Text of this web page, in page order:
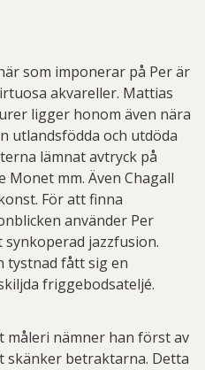
som imponerar på Per är
akvareller. Mattias
ligger honom även nära
utlandsfödda och utdöda
lämnat avtryck på
Monet mm. Även Chagall
För att finna
använder Per
jazzfusion.
tystnad fått sig en
friggebodsateljé.
nämner han först av
skänker betraktarna. Detta